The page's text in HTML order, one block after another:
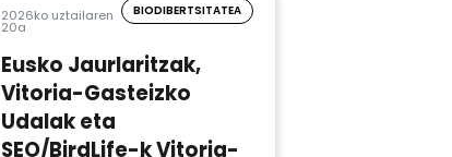
2026ko uztailaren
20a
BIODIBERTSITATEA
Eusko Jaurlaritzak,
Vitoria-Gasteizko
Udalak eta
SEO/BirdLife-k Vitoria-